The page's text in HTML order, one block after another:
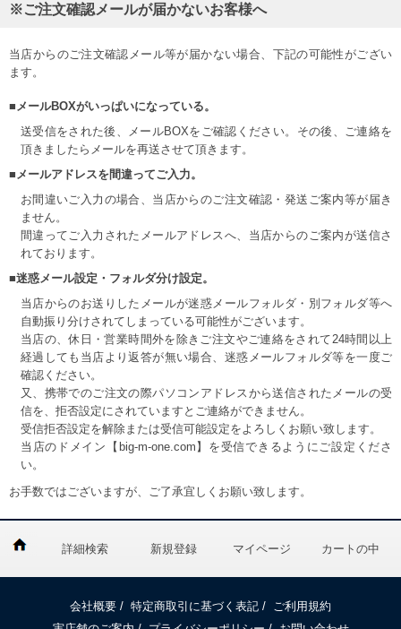
※ご注文確認メールが届かないお客様へ
当店からのご注文確認メール等が届かない場合、下記の可能性がござい
ます。
■メールBOXがいっぱいになっている。
送受信をされた後、メールBOXをご確認ください。その後、ご連絡を
頂きましたらメールを再送させて頂きます。
■メールアドレスを間違ってご入力。
お間違いご入力の場合、当店からのご注文確認・発送ご案内等が届き
ません。
間違ってご入力されたメールアドレスへ、当店からのご案内が送信さ
れております。
■迷惑メール設定・フォルダ分け設定。
当店からのお送りしたメールが迷惑メールフォルダ・別フォルダ等へ
自動振り分けされてしまっている可能性がございます。
当店の、休日・営業時間外を除きご注文やご連絡をされて24時間以上
経過しても当店より返答が無い場合、迷惑メールフォルダ等を一度ご
確認ください。
又、携帯でのご注文の際パソコンアドレスから送信されたメールの受
信を、拒否設定にされていますとご連絡ができません。
受信拒否設定を解除または受信可能設定をよろしくお願い致します。
当店のドメイン【big-m-one.com】を受信できるようにご設定くださ
い。
お手数ではございますが、ご了承宜しくお願い致します。
詳細検索 新規登録 マイページ カートの中
会社概要 / 特定商取引に基づく表記 /
ご利用規約